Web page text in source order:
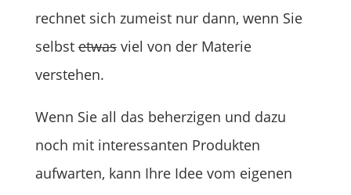
rechnet sich zumeist nur dann, wenn Sie
selbstetwasviel von der Materie
verstehen.
Wenn Sie all das beherzigen und dazu
noch mit interessanten Produkten
aufwarten, kann Ihre Idee vom eigenen